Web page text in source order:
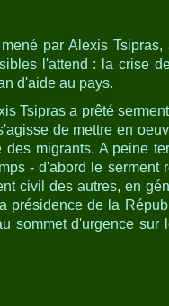
par Alexis
l'attend : la crise
d'aide au pays.
Tsipras a prêté
de mettre en
migrants. A peine
- d'abord le serment
civil des autres, en
présidence de la
sommet d'urgence sur